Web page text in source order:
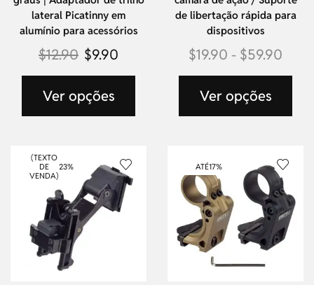
lateral Picatinny em
alumínio para acessórios
$12.90 $9.90
Ver opções
de libertação rápida para
dispositivos
$19.90 - $59.90
Ver opções
(TEXTO
DE
VENDA)
23% ATÉ17%